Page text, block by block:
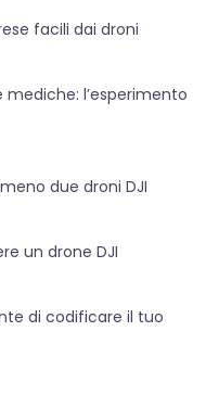
facili dai droni
l’esperimento
due droni DJI
un drone DJI
di codificare il tuo